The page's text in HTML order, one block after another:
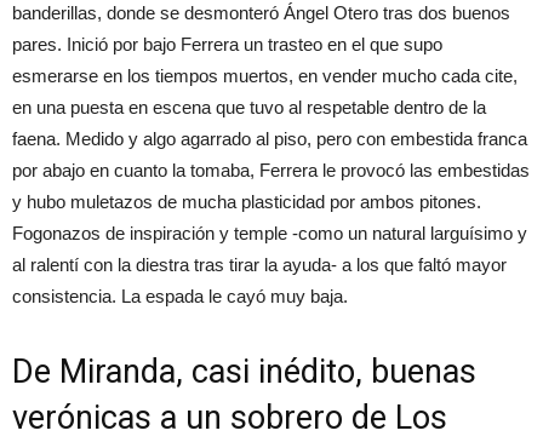
banderillas, donde se desmonteró Ángel Otero tras dos buenos
pares. Inició por bajo Ferrera un trasteo en el que supo
esmerarse en los tiempos muertos, en vender mucho cada cite,
en una puesta en escena que tuvo al respetable dentro de la
faena. Medido y algo agarrado al piso, pero con embestida franca
por abajo en cuanto la tomaba, Ferrera le provocó las embestidas
y hubo muletazos de mucha plasticidad por ambos pitones.
Fogonazos de inspiración y temple -como un natural larguísimo y
al ralentí con la diestra tras tirar la ayuda- a los que faltó mayor
consistencia. La espada le cayó muy baja.
De Miranda, casi inédito, buenas
verónicas a un sobrero de Los